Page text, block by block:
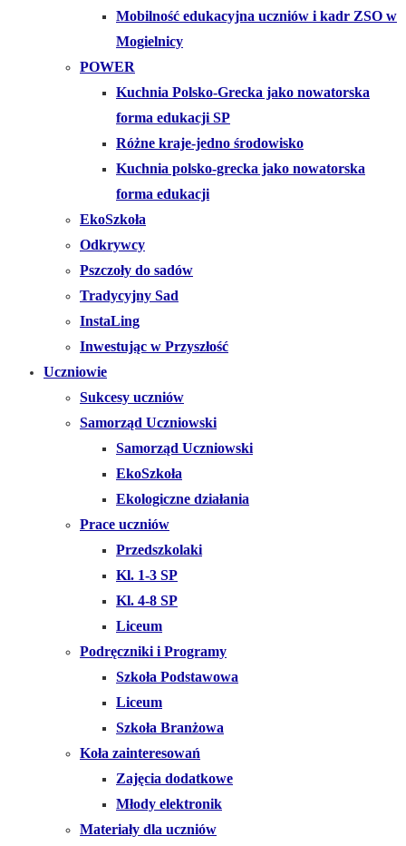
Mobilność edukacyjna uczniów i kadr ZSO w
Mogielnicy
POWER
Kuchnia Polsko-Grecka jako nowatorska
forma edukacji SP
Różne kraje-jedno środowisko
Kuchnia polsko-grecka jako nowatorska
forma edukacji
EkoSzkoła
Odkrywcy
Pszczoły do sadów
Tradycyjny Sad
InstaLing
Inwestując w Przyszłość
Uczniowie
Sukcesy uczniów
Samorząd Uczniowski
Samorząd Uczniowski
EkoSzkoła
Ekologiczne działania
Prace uczniów
Przedszkolaki
Kl. 1-3 SP
Kl. 4-8 SP
Liceum
Podręczniki i Programy
Szkoła Podstawowa
Liceum
Szkoła Branżowa
Koła zainteresowań
Zajęcia dodatkowe
Młody elektronik
Materiały dla uczniów